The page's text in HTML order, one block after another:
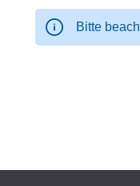
Bitte